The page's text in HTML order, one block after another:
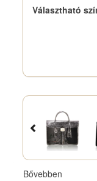
Választható
Bővebben